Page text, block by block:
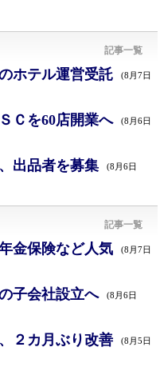
記事一覧
ホテル運営受託 (8月7日
Ｃを60店開業へ (8月6日
出品者を募集 (8月6日
記事一覧
金保険など人気 (8月7日
子会社設立へ (8月6日
２カ月ぶり改善 (8月5日